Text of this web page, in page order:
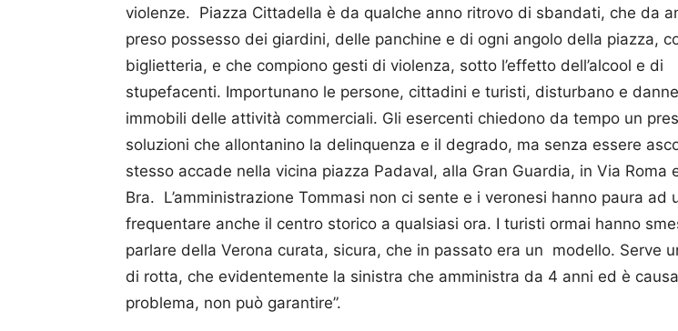
violenze. Piazza Cittadella è da qualche anno ritrovo di sbandati, che da
preso possesso dei giardini, delle panchine e di ogni angolo della piazza,
biglietteria, e che compiono gesti di violenza, sotto l’effetto dell’alcool e di
stupefacenti. Importunano le persone, cittadini e turisti, disturbano e
immobili delle attività commerciali. Gli esercenti chiedono da tempo un
soluzioni che allontanino la delinquenza e il degrado, ma senza essere
stesso accade nella vicina piazza Padaval, alla Gran Guardia, in Via Roma
Bra. L’amministrazione Tommasi non ci sente e i veronesi hanno paura ad
frequentare anche il centro storico a qualsiasi ora. I turisti ormai hanno
parlare della Verona curata, sicura, che in passato era un modello. Serve
di rotta, che evidentemente la sinistra che amministra da 4 anni ed è
problema, non può garantire”.